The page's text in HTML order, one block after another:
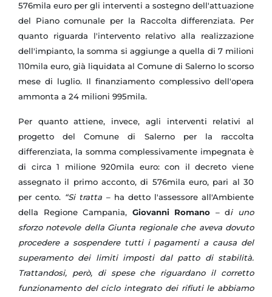
576mila euro per gli interventi a sostegno dell'attuazione
del Piano comunale per la Raccolta differenziata. Per
quanto riguarda l'intervento relativo alla realizzazione
dell'impianto, la somma si aggiunge a quella di 7 milioni
110mila euro, già liquidata al Comune di Salerno lo scorso
mese di luglio. Il finanziamento complessivo dell'opera
ammonta a 24 milioni 995mila.
Per quanto attiene, invece, agli interventi relativi al
progetto del Comune di Salerno per la raccolta
differenziata, la somma complessivamente impegnata è
di circa 1 milione 920mila euro: con il decreto viene
assegnato il primo acconto, di 576mila euro, pari al 30
per cento. “Si tratta – ha detto l'assessore all'Ambiente
della Regione Campania, Giovanni Romano – di uno
sforzo notevole della Giunta regionale che aveva dovuto
procedere a sospendere tutti i pagamenti a causa del
superamento dei limiti imposti dal patto di stabilità.
Trattandosi, però, di spese che riguardano il corretto
funzionamento del ciclo integrato dei rifiuti le abbiamo